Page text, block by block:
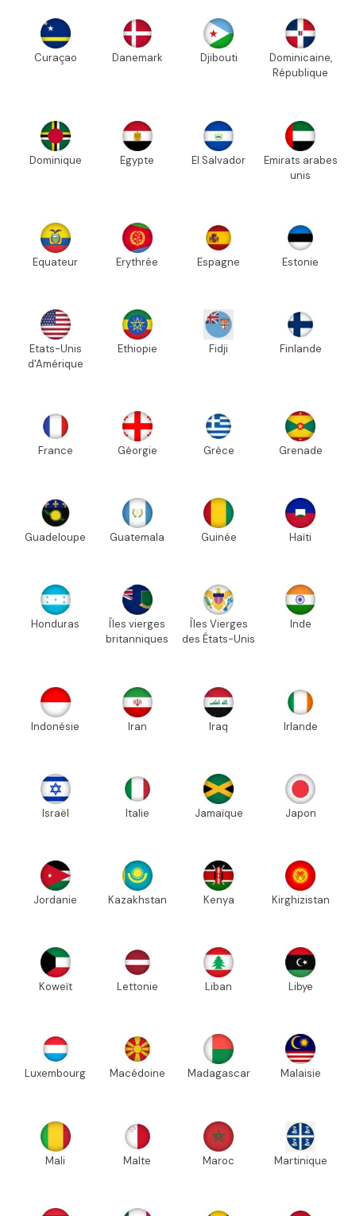
Curaçao Danemark Djibouti
Dominicaine,
République
Dominique Egypte El Salvador
Emirats arabes
unis
Equateur Erythrée Espagne Estonie
Etats-Unis
d'Amérique
Ethiopie Fidji Finlande
France Géorgie Grèce Grenade
Guadeloupe Guatemala Guinée Haïti
Honduras
Îles vierges
britanniques
Îles Vierges
des États-Unis
Inde
Indonésie Iran Iraq Irlande
Israël Italie Jamaïque Japon
Jordanie Kazakhstan Kenya Kirghizistan
Koweït Lettonie Liban Libye
Luxembourg Macédoine Madagascar Malaisie
Mali Malte Maroc Martinique